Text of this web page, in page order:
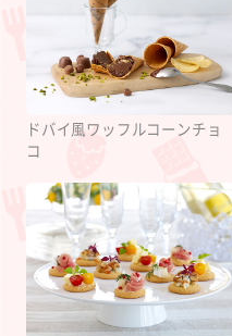
ドバイ風ワッフルコーンチョ
コ